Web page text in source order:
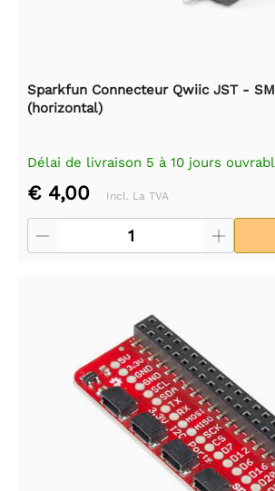
Sparkfun Connecteur Qwiic JST -
(horizontal)
Délai de livraison 5 à 10 jours
€ 4,00 Incl. La TVA